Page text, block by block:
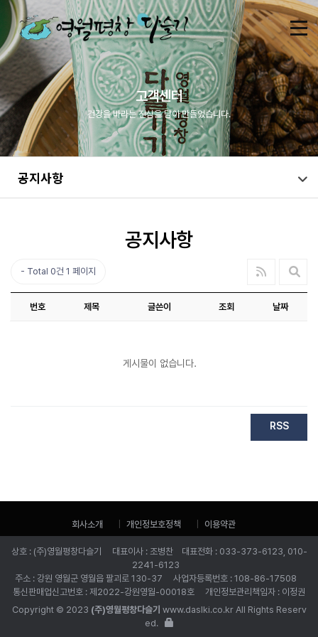
고객센터
건강을 바라는 진심을 담아 만들었습니다.
공지사항
공지사항
Total 0건 1 페이지
번호 제목 글쓴이 조회 날짜
게시물이 없습니다.
RSS
회사소개 개인정보호정책 이용약관
상호 : (주)영월평창다슬기 대표이사 : 조병찬 대표전화 : 033-373-6123, 010-
2241-6123
주소 : 강원 영월군 영월읍 팔괴로 130-37 사업자등록번호 : 108-86-17508
통신판매업신고번호 : 제2022-강원영월-00018호 개인정보관리책임자 : 이정권
Copyright © 2023 (주)영월평창다슬기 www.daslki.co.kr All Rights Reserv
ed.